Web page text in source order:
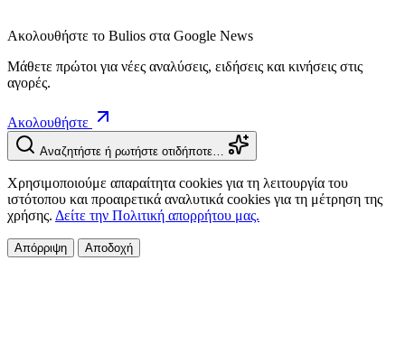
Ακολουθήστε το Bulios στα Google News
Μάθετε πρώτοι για νέες αναλύσεις, ειδήσεις και κινήσεις στις
αγορές.
Ακολουθήστε
Αναζητήστε ή ρωτήστε οτιδήποτε…
Χρησιμοποιούμε απαραίτητα cookies για τη λειτουργία του
ιστότοπου και προαιρετικά αναλυτικά cookies για τη μέτρηση της
χρήσης. Δείτε την Πολιτική απορρήτου μας.
Απόρριψη Αποδοχή